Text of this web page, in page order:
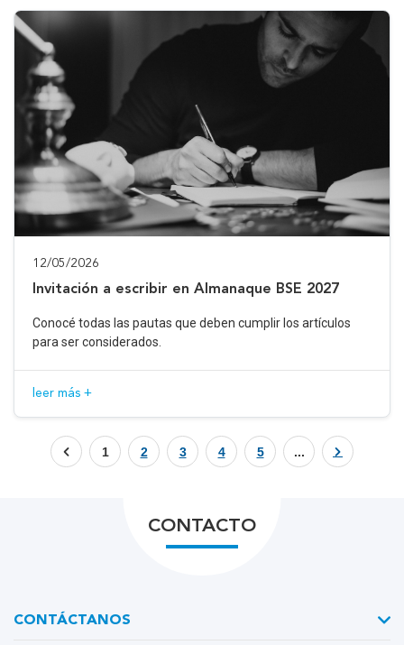
12/05/2026
Invitación a escribir en Almanaque BSE 2027
Conocé todas las pautas que deben cumplir los artículos
para ser considerados.
leer más +
1 2 3 4 5 ...
CONTACTO
CONTÁCTANOS